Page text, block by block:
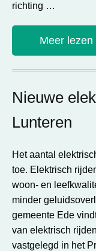
richting …
Meer lezen
Nieuwe
Lunteren
Het aantal
toe. Elektrisch
woon- en
minder
gemeente Ede
van elektrisch
vastgelegd in het